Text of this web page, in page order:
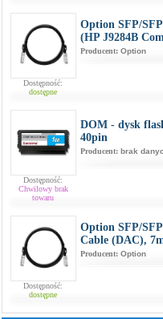
Dostępność:
dostępne
Option SFP/
(HP J9284B
Producent: Option
Dostępność:
Chwilowy brak
towaru
DOM - dysk
40pin
Producent: brak
Dostępność:
dostępne
Option SFP/
Cable (DAC),
Producent: Option